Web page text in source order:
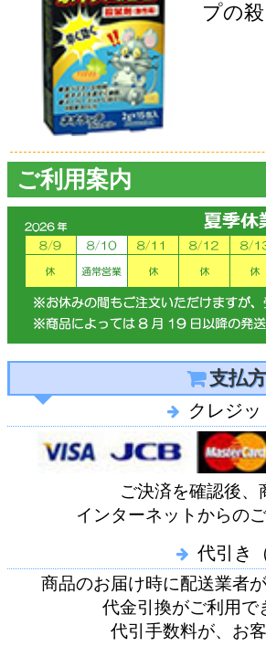
プの
ご利用案内
支払
クレジ
ご決済を確認後、
インターネットからの
代引き
商品のお届け時に配送業者
代金引換がご利用で
代引手数料が、お